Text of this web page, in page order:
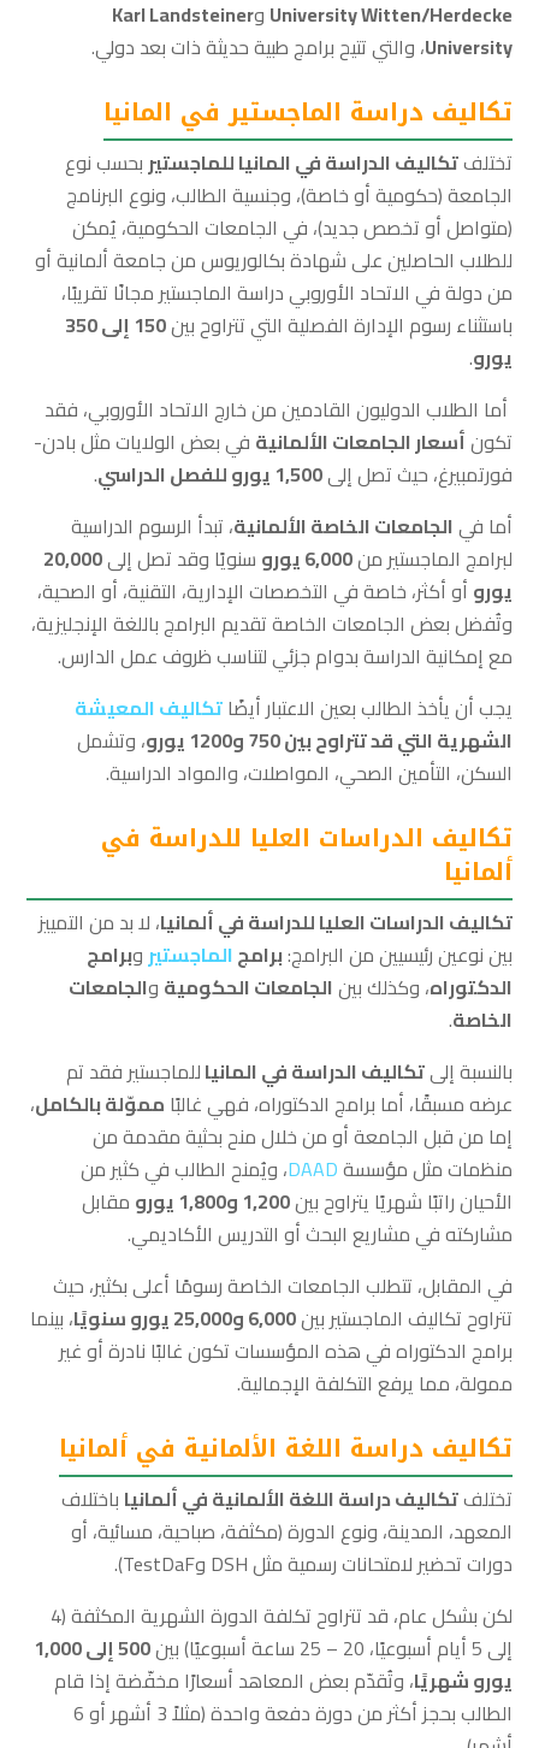
University Witten/Herdecke وKarl Landsteiner
University، والتي تتيح برامج طبية حديثة ذات بعد دولي.
تكاليف دراسة الماجستير في المانيا
تختلفتكاليف الدراسة في المانيا للماجستير بحسب نوع
الجامعة (حكومية أو خاصة)، وجنسية الطالب، ونوع البرنامج
(متواصل أو تخصص جديد)، في الجامعات الحكومية، يُمكن
للطلاب الحاصلين على شهادة بكالوريوس من جامعة ألمانية أو
من دولة في الاتحاد الأوروبي دراسة الماجستير مجانًا تقريبًا،
باستثناء رسوم الإدارة الفصلية التي تتراوح بين
150 إلى 350
يورو.
أما الطلاب الدوليون القادمين من خارج الاتحاد الأوروبي، فقد
تكونأسعار الجامعات الألمانية في بعض الولايات مثل بادن-
فورتمبيرغ، حيث تصل إلى1,500 يورو للفصل الدراسي
.
أما في الجامعات الخاصة الألمانية، تبدأ الرسوم الدراسية
لبرامج الماجستير من6,000 يورو سنويًا وقد تصل إلى20,000
يورو أو أكثر، خاصة في التخصصات الإدارية، التقنية، أو الصحية،
وتُفضل بعض الجامعات الخاصة تقديم البرامج باللغة الإنجليزية،
مع إمكانية الدراسة بدوام جزئي لتناسب ظروف عمل الدارس.
يجب أن يأخذ الطالب بعين الاعتبار أيضًاتكاليف المعيشة
الشهرية التي قد تتراوح بين 750 و1200 يورو
، وتشمل
السكن، التأمين الصحي، المواصلات، والمواد الدراسية.
تكاليف الدراسات العليا للدراسة في
ألمانيا
تكاليف الدراسات العليا للدراسة في ألمانيا، لا بد من التمييز
بين نوعين رئيسيين من البرامج:برامجالماجستير وبرامج
الدكتوراه، وكذلك بين الجامعات الحكومية والجامعات
الخاصة.
بالنسبة إلىتكاليف الدراسة في المانياللماجستير فقد تم
عرضه مسبقًا، أما برامج الدكتوراه، فهي غالبًا مموّلة بالكامل،
إما من قبل الجامعة أو من خلال منح بحثية مقدمة من
منظمات مثل مؤسسةDAAD، ويُمنح الطالب في كثير من
الأحيان راتبًا شهريًا يتراوح بين1,200 و1,800 يورو
مقابل
مشاركته في مشاريع البحث أو التدريس الأكاديمي.
في المقابل، تتطلب الجامعات الخاصة رسومًا أعلى بكثير، حيث
تتراوح تكاليف الماجستير بين6,000 و25,000 يورو سنويًا
، بينما
برامج الدكتوراه في هذه المؤسسات تكون غالبًا نادرة أو غير
ممولة، مما يرفع التكلفة الإجمالية.
تكاليف دراسة اللغة الألمانية في ألمانيا
تختلفتكاليف دراسة اللغة الألمانية في ألمانيا باختلاف
المعهد، المدينة، ونوع الدورة (مكثفة، صباحية، مسائية، أو
دورات تحضير لامتحانات رسمية مثل DSH وTestDaF).
لكن بشكل عام، قد تتراوح تكلفة الدورة الشهرية المكثفة (4
إلى 5 أيام أسبوعيًا، 20 – 25 ساعة أسبوعيًا) بين
500 إلى 1,000
يورو شهريًا، وتُقدّم بعض المعاهد أسعارًا مخفّضة إذا قام
الطالب بحجز أكثر من دورة دفعة واحدة (مثلاً 3 أشهر أو 6